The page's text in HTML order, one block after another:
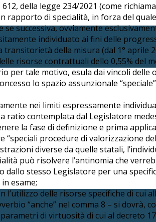
della legge 234/2021 (come
rapporto di specialità, in forza del
successiva, ovviamente
individuato ai fini delle
della misura (dal 1° aprile
risorse contrattuali dello 0,55% del
per tale motivo, esula dai vincoli delle
lo spazio assunzionale
nei limiti espressamente
contemplata dal Legislatore
la fase di definizione e prima
procedure di valorizzazione
diverse da quelle statali,
può risolvere l’antinomia che
stesso Legislatore per una
esame;
delle risorse specifiche di cui
“anche” nel comma 8 – si dovrà,
di virtuosità di cui al decreto